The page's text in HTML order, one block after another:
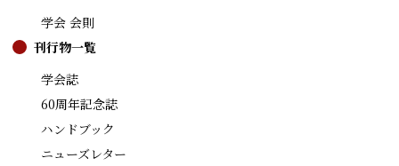
学会 会則
刊行物一覧
学会誌
60周年記念誌
ハンドブック
ニューズレター